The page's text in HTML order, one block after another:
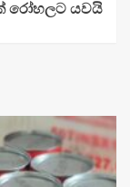
රෝහලට යවයි